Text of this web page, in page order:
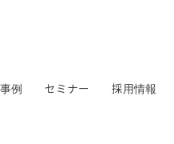
例 セミナー 採用情報